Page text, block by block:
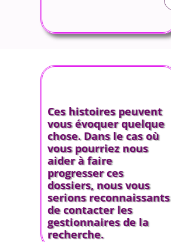
Ces histoires peuvent
vous évoquer quelque
chose. Dans le cas où
vous pourriez nous
aider à faire
progresser ces
dossiers, nous vous
serions reconnaissants
de contacter les
gestionnaires de la
recherche.